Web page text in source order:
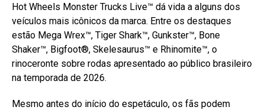
Hot Wheels Monster Trucks Live™ dá vida a alguns dos
veículos mais icônicos da marca. Entre os destaques
estão Mega Wrex™, Tiger Shark™, Gunkster™, Bone
Shaker™, Bigfoot®, Skelesaurus™ e Rhinomite™, o
rinoceronte sobre rodas apresentado ao público brasileiro
na temporada de 2026.
Mesmo antes do início do espetáculo, os fãs podem